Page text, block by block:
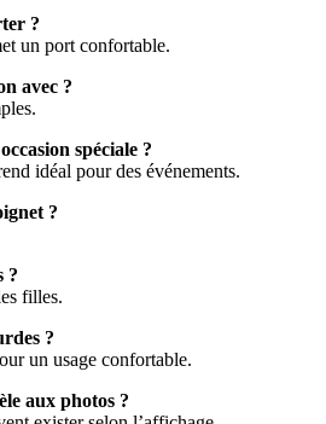
?
un port confortable.
avec ?
spéciale ?
idéal pour des événements.
?
?
filles.
?
un usage confortable.
aux photos ?